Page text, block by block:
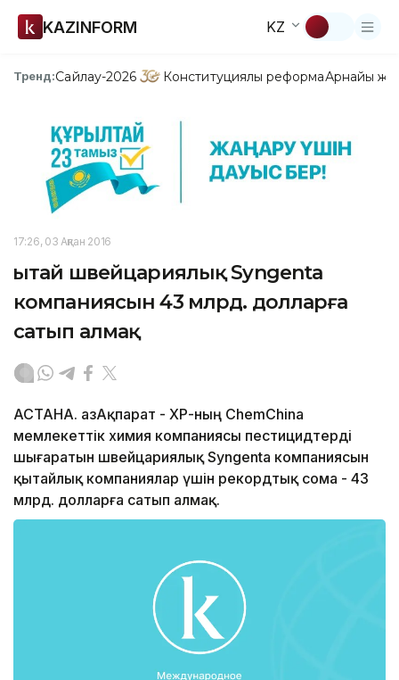
KAZINFORM KZ
Тренд:Сайлау-2026 Конституциялық реформаАрнайы
17:26, 03 Ақпан 2016
Қытай швейцариялық Syngenta
компаниясын 43 млрд. долларға
сатып алмақ
АСТАНА. ҚазАқпарат - ҚХР-ның ChemChina
мемлекеттік химия компаниясы пестицидтерді
шығаратын швейцариялық Syngenta компаниясын
қытайлық компаниялар үшін рекордтық сома - 43
млрд. долларға сатып алмақ.